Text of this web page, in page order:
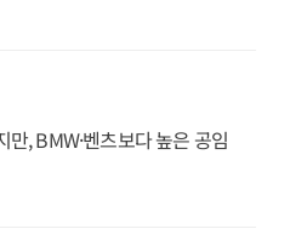
, BMW·벤츠보다 높은 공임